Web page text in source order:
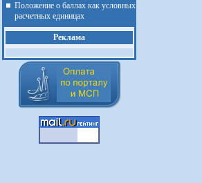
Положение о баллах как условных
расчетных единицах
Реклама